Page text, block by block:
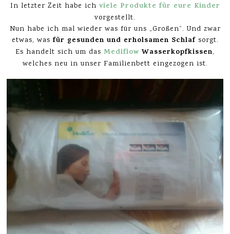
In letzter Zeit habe ich viele Produkte für eure Kinder
vorgestellt.
Nun habe ich mal wieder was für uns „Großen“. Und zwar
etwas, was für gesunden und erholsamen Schlafsorgt.
Es handelt sich um das Mediflow Wasserkopfkissen,
welches neu in unser Familienbett eingezogen ist.